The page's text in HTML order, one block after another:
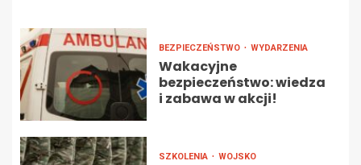
BEZPIECZEŃSTWO WYDARZENIA
Wakacyjne
bezpieczeństwo: wiedza
i zabawa w akcji!
SZKOLENIA WOJSKO